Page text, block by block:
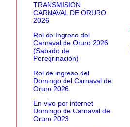
TRANSMISION
CARNAVAL DE ORURO
2026
Rol de Ingreso del
Carnaval de Oruro 2026
(Sabado de
Peregrinación)
Rol de ingreso del
Domingo del Carnaval de
Oruro 2026
En vivo por internet
Domingo de Carnaval de
Oruro 2023